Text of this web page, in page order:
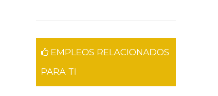
EMPLEOS RELACIONADOS
PARA TI